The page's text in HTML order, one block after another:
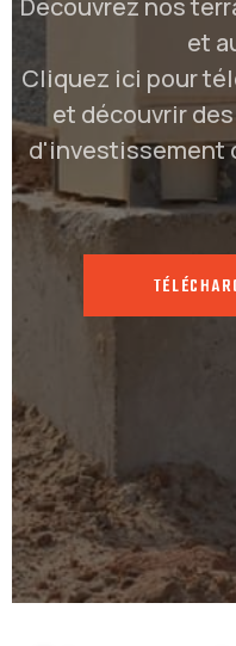
et
Cliquez ici pour
et découvrir
d'investissement